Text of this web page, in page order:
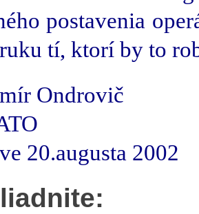
postavenia
tí, ktorí by to
Ondrovič
20.augusta 2002